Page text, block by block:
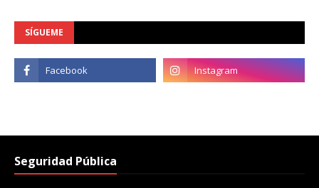
SÍGUEME
Seguridad Pública